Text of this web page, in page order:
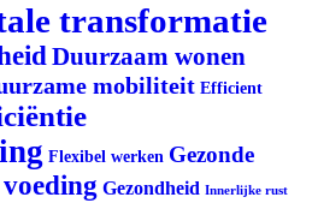
transformatie
Duurzaam wonen
mobiliteit Efficient
Flexibel werken Gezonde
Gezondheid Innerlijke rust